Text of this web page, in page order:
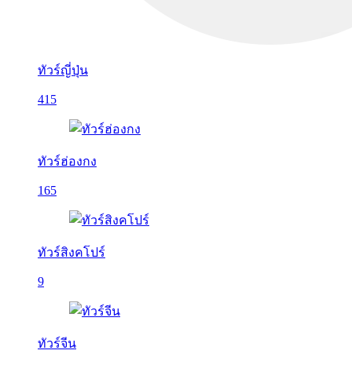
ทัวร์ญี่ปุ่น
415
ทัวร์ฮ่องกง
165
ทัวร์สิงคโปร์
9
ทัวร์จีน